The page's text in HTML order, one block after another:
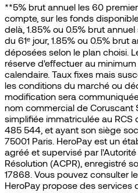
**5% brut annuel les 60
compte, sur les fonds
delà, 1.85% ou 0.5% brut
du 61ᵉ jour, 1.85% ou 0.5%
déposées selon le plan choisi.
réserve d'effectuer au
calendaire. Taux fixes mais
les conditions du marché ou
modification sera
nom commercial de Coruscant
simplifiée immatriculée au
485 544, et ayant son siège
75001 Paris. HeroPay est un
agréé et supervisé par
Résolution (ACPR), enregistré
17868. Vous pouvez consulter
HeroPay propose des services